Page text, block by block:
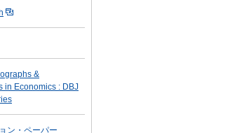
&
in Economics : DBJ
ン・ペーパー